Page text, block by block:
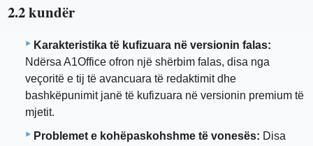
2.2 kundër
Karakteristika të kufizuara në versionin falas:
Ndërsa A1Office ofron një shërbim falas, disa nga
veçoritë e tij të avancuara të redaktimit dhe
bashkëpunimit janë të kufizuara në versionin premium të
mjetit.
Problemet e kohëpaskohshme të vonesës: Disa